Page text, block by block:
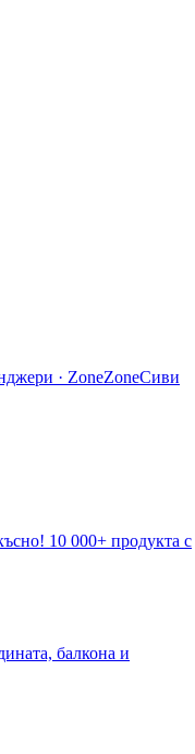
· ZoneZoneСиви
10 000+ продукта с
балкона и